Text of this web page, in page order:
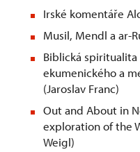
Irské komentáře
Musil, Mendl a ar-
Biblická
ekumenického a
(Jaroslav Franc)
Out and About in
exploration of the
Weigl)